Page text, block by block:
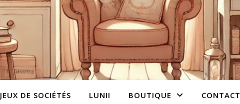
JEUX DE SOCIÉTÉS LUNII BOUTIQUE CONTACT